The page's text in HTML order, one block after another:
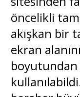
öncelikli
akışkan bir
ekran
boyutundan